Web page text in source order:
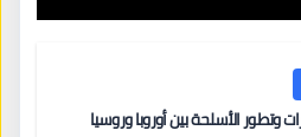
وتطور الأسلحة بين أوروبا وروسيا